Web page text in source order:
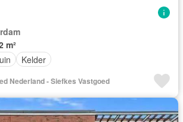
m²
Kelder
Nederland - Siefkes Vastgoed